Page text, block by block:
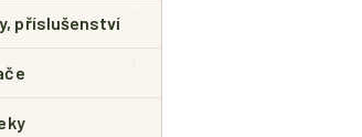
příslušenství